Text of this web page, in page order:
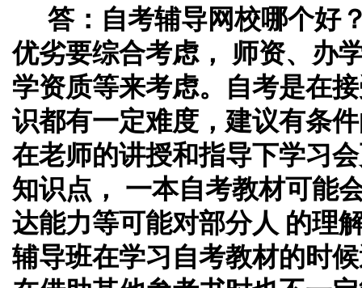
答：自考辅导网校哪个好
优劣要综合考虑， 师资、办
学资质等来考虑。自考是在
识都有一定难度，建议有条
在老师的讲授和指导下学习
知识点， 一本自考教材可能
达能力等可能对部分人 的理
辅导班在学习自考教材的时